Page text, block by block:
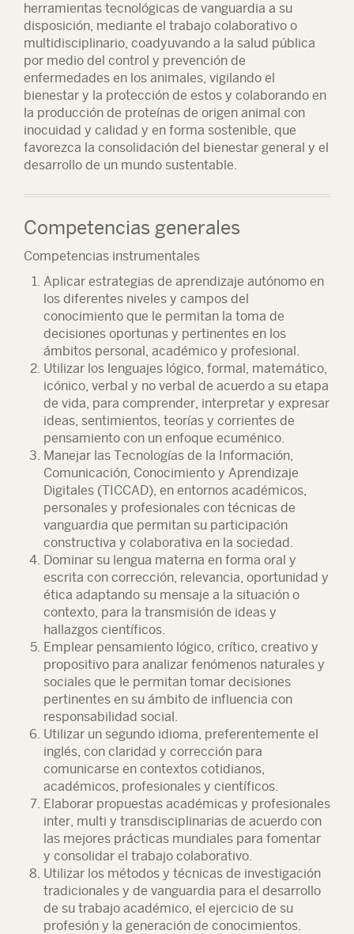
herramientas tecnológicas de vanguardia a su
disposición, mediante el trabajo colaborativo o
multidisciplinario, coadyuvando a la salud pública
por medio del control y prevención de
enfermedades en los animales, vigilando el
bienestar y la protección de estos y colaborando en
la producción de proteínas de origen animal con
inocuidad y calidad y en forma sostenible, que
favorezca la consolidación del bienestar general y el
desarrollo de un mundo sustentable.
Competencias generales
Competencias instrumentales
Aplicar estrategias de aprendizaje autónomo en
los diferentes niveles y campos del
conocimiento que le permitan la toma de
decisiones oportunas y pertinentes en los
ámbitos personal, académico y profesional.
Utilizar los lenguajes lógico, formal, matemático,
icónico, verbal y no verbal de acuerdo a su etapa
de vida, para comprender, interpretar y expresar
ideas, sentimientos, teorías y corrientes de
pensamiento con un enfoque ecuménico.
Manejar las Tecnologías de la Información,
Comunicación, Conocimiento y Aprendizaje
Digitales (TICCAD), en entornos académicos,
personales y profesionales con técnicas de
vanguardia que permitan su participación
constructiva y colaborativa en la sociedad.
Dominar su lengua materna en forma oral y
escrita con corrección, relevancia, oportunidad y
ética adaptando su mensaje a la situación o
contexto, para la transmisión de ideas y
hallazgos científicos.
Emplear pensamiento lógico, crítico, creativo y
propositivo para analizar fenómenos naturales y
sociales que le permitan tomar decisiones
pertinentes en su ámbito de influencia con
responsabilidad social.
Utilizar un segundo idioma, preferentemente el
inglés, con claridad y corrección para
comunicarse en contextos cotidianos,
académicos, profesionales y científicos.
Elaborar propuestas académicas y profesionales
inter, multi y transdisciplinarias de acuerdo con
las mejores prácticas mundiales para fomentar
y consolidar el trabajo colaborativo.
Utilizar los métodos y técnicas de investigación
tradicionales y de vanguardia para el desarrollo
de su trabajo académico, el ejercicio de su
profesión y la generación de conocimientos.